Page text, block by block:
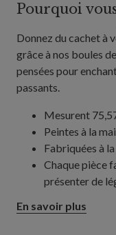
Pourquoi
Donnez du cachet à
grâce à nos boules
pensées pour
passants.
Mesurent
Peintes à la
Fabriquées à
Chaque pièce
présenter de
En savoir plus